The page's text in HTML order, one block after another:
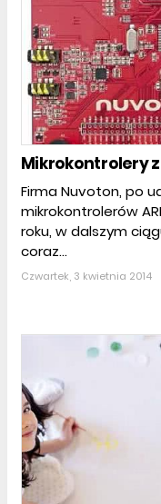
Mikrokontrolery
Firma Nuvoton, po
mikrokontrolerów
roku, w dalszym
coraz...
Czwartek, 3 kwietnia 2014